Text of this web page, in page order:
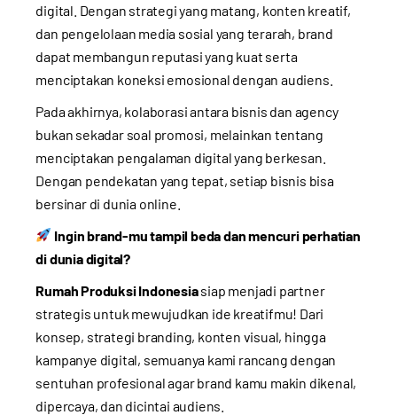
digital. Dengan strategi yang matang, konten kreatif,
dan pengelolaan media sosial yang terarah, brand
dapat membangun reputasi yang kuat serta
menciptakan koneksi emosional dengan audiens.
Pada akhirnya, kolaborasi antara bisnis dan agency
bukan sekadar soal promosi, melainkan tentang
menciptakan pengalaman digital yang berkesan.
Dengan pendekatan yang tepat, setiap bisnis bisa
bersinar di dunia online.
Ingin brand-mu tampil beda dan mencuri perhatian
di dunia digital?
Rumah Produksi Indonesiasiap menjadi partner
strategis untuk mewujudkan ide kreatifmu! Dari
konsep, strategi branding, konten visual, hingga
kampanye digital, semuanya kami rancang dengan
sentuhan profesional agar brand kamu makin dikenal,
dipercaya, dan dicintai audiens.